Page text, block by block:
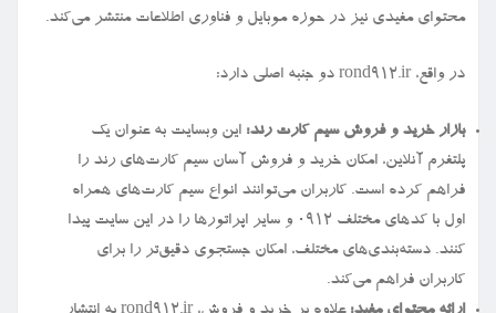
محتوای مفیدی نیز در حوزه موبایل و فناوری اطلاعات منتشر می‌کند.
در واقع، rond912.ir دو جنبه اصلی دارد:
بازار خرید و فروش سیم کارت رند: این وبسایت به عنوان یک
پلتفرم آنلاین، امکان خرید و فروش آسان سیم کارت‌های رند را
فراهم کرده است. کاربران می‌توانند انواع سیم کارت‌های همراه
اول با کدهای مختلف ۰۹۱۲ و سایر اپراتورها را در این سایت پیدا
کنند. دسته‌بندی‌های مختلف، امکان جستجوی دقیق‌تر را برای
کاربران فراهم می‌کند.